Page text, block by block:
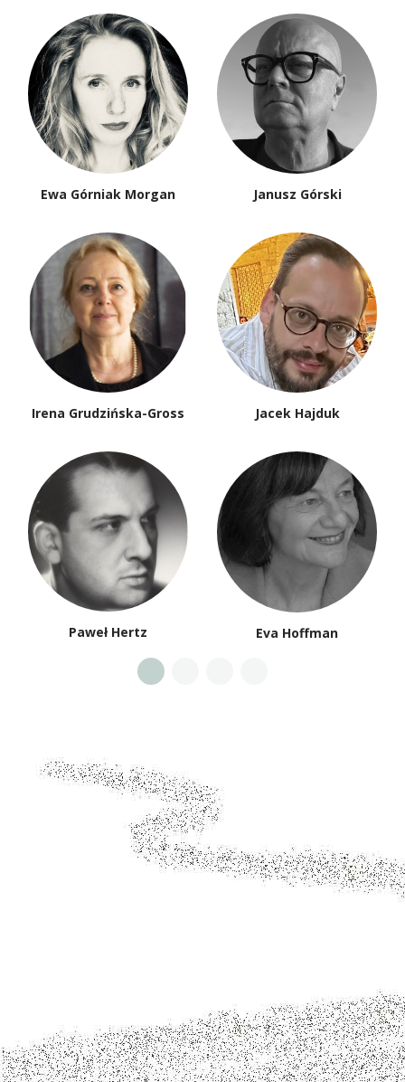
Ewa Górniak Morgan Janusz Górski
Irena Grudzińska-Gross Jacek Hajduk
Paweł Hertz Eva Hoffman